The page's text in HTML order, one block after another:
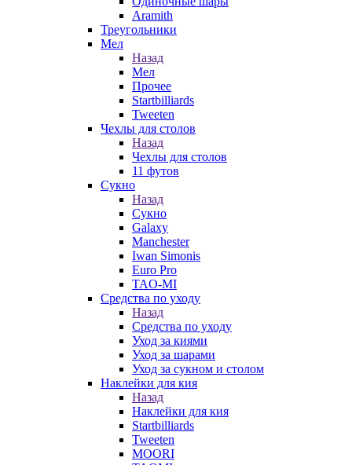
Aramith
Треугольники
Мел
Назад
Мел
Прочее
Startbilliards
Tweeten
Чехлы для столов
Назад
Чехлы для столов
11 футов
Сукно
Назад
Сукно
Galaxy
Manchester
Iwan Simonis
Euro Pro
TAO-MI
Средства по уходу
Назад
Средства по уходу
Уход за киями
Уход за шарами
Уход за сукном и столом
Наклейки для кия
Назад
Наклейки для кия
Startbilliards
Tweeten
MOORI